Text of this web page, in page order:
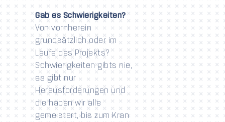
Gab es Schwierigkeiten?
Von vornherein
grundsätzlich oder im
Laufe des Projekts?
Schwierigkeiten gibts nie,
es gibt nur
Herausforderungen und
die haben wir alle
gemeistert, bis zum Kran